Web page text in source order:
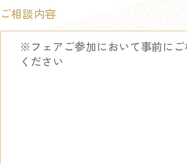
ご相談内容